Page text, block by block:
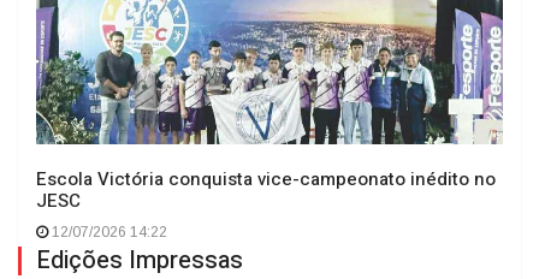
Escola Victória conquista vice-campeonato inédito no
JESC
12/07/2026 14:22
Edições Impressas